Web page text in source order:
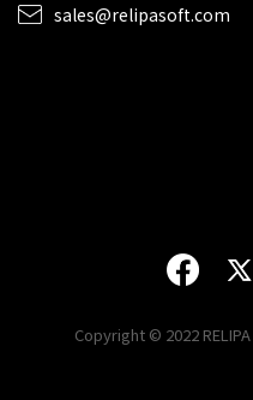
sales@relipasoft.com
Copyright © 2022